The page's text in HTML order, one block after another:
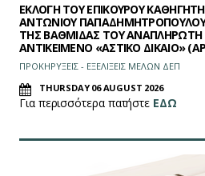
ΕΚΛΟΓΗ ΤΟΥ ΕΠΙΚΟΥΡΟΥ ΚΑΘΗΓΗΤΗ
ΑΝΤΩΝΙΟΥ ΠΑΠΑΔΗΜΗΤΡΟΠΟΥΛΟΥ
ΤΗΣ ΒΑΘΜΙΔΑΣ ΤΟΥ
ΑΝΤΙΚΕΙΜΕΝΟ «ΑΣΤΙΚΟ ΔΙΚΑΙΟ»
ΠΡΟΚΗΡΥΞΕΙΣ - ΕΞΕΛΙΞΕΙΣ ΜΕΛΩΝ ΔΕΠ
THURSDAY 06 AUGUST 2026
Για περισσότερα πατήστε ΕΔΩ